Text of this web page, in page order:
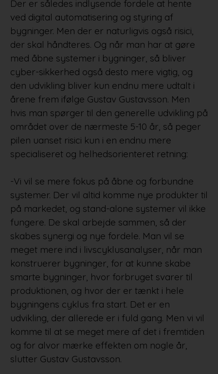
Der er således indlysende fordele at hente
ved digital automatisering og styring af
bygninger. Men der er naturligvis også risici,
der skal håndteres. Og når man har at gøre
med åbne systemer i bygninger, så bliver
cyber-sikkerhed også desto mere vigtig, og
den udvikling bliver kun endnu mere udtalt i
årene frem ifølge Gustav Gustavsson. Men
hvis man spørger til den generelle udvikling på
området over de nærmeste 5-10 år, så peger
pilen uanset risici kun i en endnu mere
specialiseret og helhedsorienteret retning:
-Vi vil se mere fokus på åbne og forbundne
systemer. Der vil altid komme nye produkter til
på markedet, og stand-alone systemer vil ikke
fungere. De skal arbejde sammen, så der
skabes synergi og nye fordele. Man vil se
meget mere ind i livscyklusanalyser, når man
konstruerer bygninger, for at kunne skabe
smarte bygninger, hvor forbruget svarer til
produktionen, og hvor der er tænkt i hele
bygningens cyklus fra start. Det er en
udvikling, der allerede er i fuld gang. Men vi vil
komme til at se meget mere af det i fremtiden
og for alvor mærke effekten om nogle år,
slutter Gustav Gustavsson.